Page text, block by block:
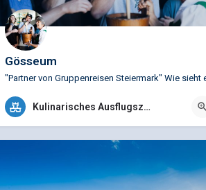
Gösseum
+43 (0)3842 2090 5802
Brauhausgasse1, 8700 Leoben, Österreich
Kulinarisches Ausflugsziel